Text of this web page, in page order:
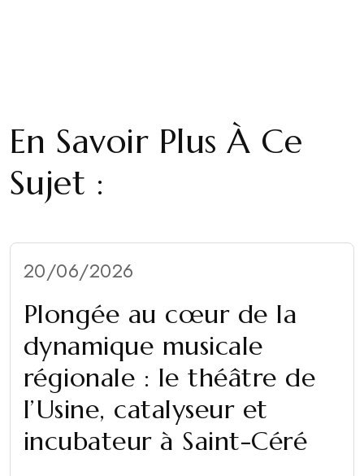
En Savoir Plus À Ce
Sujet :
20/06/2026
Plongée au cœur de la
dynamique musicale
régionale : le théâtre de
l’Usine, catalyseur et
incubateur à Saint-Céré